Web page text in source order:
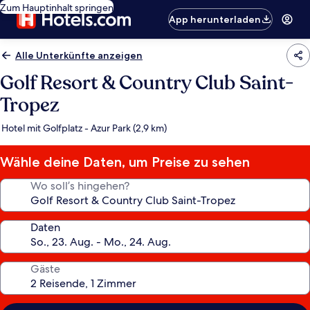
Zum Hauptinhalt springen
App herunterladen
Alle Unterkünfte anzeigen
Golf Resort & Country Club Saint-
Tropez
Hotel mit Golfplatz - Azur Park (2,9 km)
Wähle deine Daten, um Preise zu sehen
Wo soll’s hingehen?
Daten
Gäste